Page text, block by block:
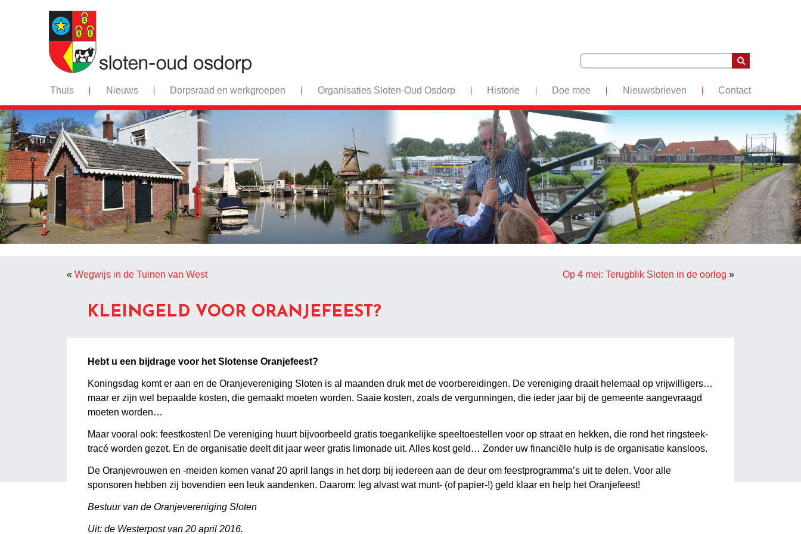
Thuis Nieuws Dorpsraad en werkgroepen Organisaties Sloten-Oud Osdorp Historie Doe mee Nieuwsbrieven Contact
« Wegwijs in de Tuinen van West Op 4 mei: Terugblik Sloten in de oorlog »
KLEINGELD VOOR ORANJEFEEST?
Hebt u een bijdrage voor het Slotense Oranjefeest?
Koningsdag komt er aan en de Oranjevereniging Sloten is al maanden druk met de voorbereidingen. De vereniging draait helemaal op vrijwilligers…
maar er zijn wel bepaalde kosten, die gemaakt moeten worden. Saaie kosten, zoals de vergunningen, die ieder jaar bij de gemeente aangevraagd
moeten worden…
Maar vooral ook: feestkosten! De vereniging huurt bijvoorbeeld gratis toegankelijke speeltoestellen voor op straat en hekken, die rond het ringsteek-
tracé worden gezet. En de organisatie deelt dit jaar weer gratis limonade uit. Alles kost geld… Zonder uw financiële hulp is de organisatie kansloos.
De Oranjevrouwen en -meiden komen vanaf 20 april langs in het dorp bij iedereen aan de deur om feestprogramma’s uit te delen. Voor alle
sponsoren hebben zij bovendien een leuk aandenken. Daarom: leg alvast wat munt- (of papier-!) geld klaar en help het Oranjefeest!
Bestuur van de Oranjevereniging Sloten
Uit: de Westerpost van 20 april 2016.